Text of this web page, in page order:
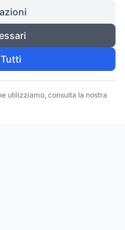
utilizziamo, consulta la nostra